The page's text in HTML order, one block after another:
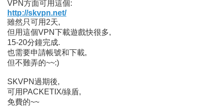
VPN方面可用這個:
http://skvpn.net/
雖然只可用2天,
但用這個VPN下載遊戲快很多,
15-20分鐘完成.
也需要申請帳號和下載,
但不難弄的~~:)
SKVPN過期後,
可用PACKETIX/綠盾,
免費的~~